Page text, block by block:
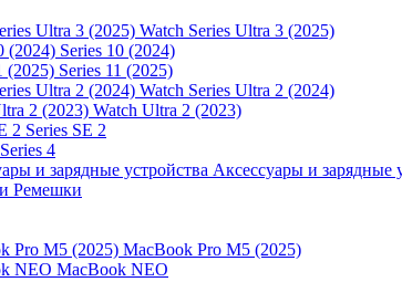
Watch Series Ultra 3 (2025)
Series 10 (2024)
Series 11 (2025)
Watch Series Ultra 2 (2024)
Watch Ultra 2 (2023)
Series SE 2
Series 4
Аксессуары и зарядные
Ремешки
MacBook Pro M5 (2025)
MacBook NEO